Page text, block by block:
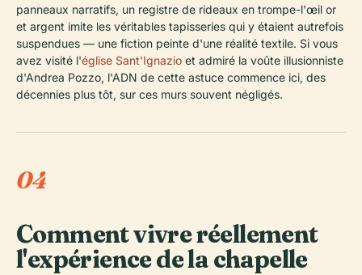
panneaux narratifs, un registre de rideaux en trompe-l'œil or
et argent imite les véritables tapisseries qui y étaient autrefois
suspendues — une fiction peinte d'une réalité textile. Si vous
avez visité l'église Sant'Ignazio et admiré la voûte illusionniste
d'Andrea Pozzo, l'ADN de cette astuce commence ici, des
décennies plus tôt, sur ces murs souvent négligés.
04
Comment vivre réellement
l'expérience de la chapelle